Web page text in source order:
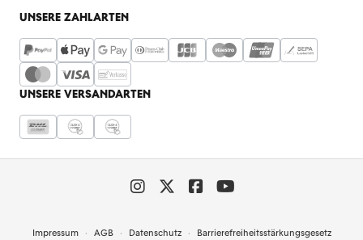
UNSERE ZAHLARTEN
UNSERE VERSANDARTEN
Impressum AGB Datenschutz Barrierefreiheitsstärkungsgesetz